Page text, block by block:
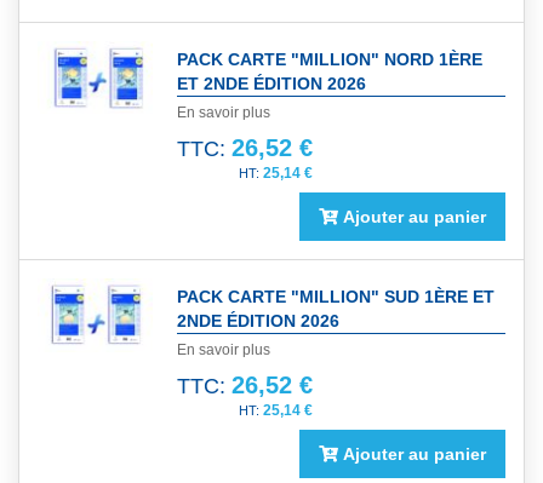
PACK CARTE "MILLION" NORD 1ÈRE
ET 2NDE ÉDITION 2026
En savoir plus
TTC: 26,52 €
25,14 €
Ajouter au panier
PACK CARTE "MILLION" SUD 1ÈRE ET
2NDE ÉDITION 2026
En savoir plus
TTC: 26,52 €
25,14 €
Ajouter au panier